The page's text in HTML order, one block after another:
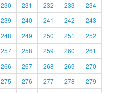
230 231 232 233
234
239 240 241 242
243
248 249 250 251
252
257 258 259 260
261
266 267 268 269
270
275 276 277 278
279